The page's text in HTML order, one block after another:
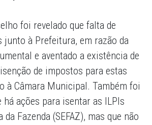
foi revelado que falta de
junto à Prefeitura, em razão da
e aventado a existência de
de impostos para estas
à Câmara Municipal. Também foi
há ações para isentar as ILPIs
Fazenda (SEFAZ), mas que não